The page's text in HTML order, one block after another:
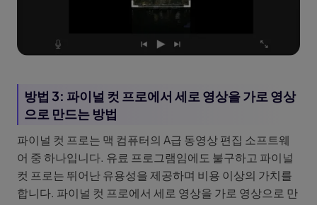
방법 3: 파이널 컷 프로에서 세로 영상을 가로 영상
으로 만드는 방법
파이널 컷 프로는 맥 컴퓨터의 A급 동영상 편집 소프트웨
어 중 하나입니다. 유료 프로그램임에도 불구하고 파이널
컷 프로는 뛰어난 유용성을 제공하며 비용 이상의 가치를
합니다. 파이널 컷 프로에서 세로 영상을 가로 영상으로 만